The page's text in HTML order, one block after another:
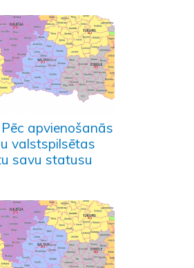
apvienošanās
valstspilsētas
savu statusu